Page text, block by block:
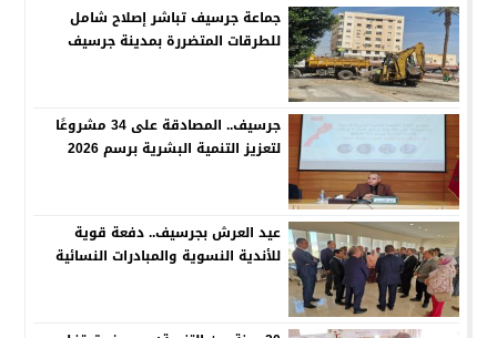
جماعة جرسيف تباشر إصلاح شامل
للطرقات المتضررة بمدينة جرسيف
جرسيف.. المصادقة على 34 مشروعًا
لتعزيز التنمية البشرية برسم 2026
عيد العرش بجرسيف.. دفعة قوية
للأندية النسوية والمبادرات النسائية